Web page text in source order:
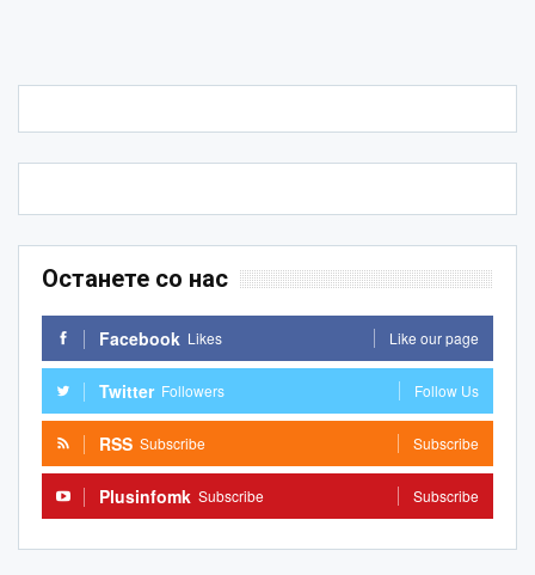
Останете со нас
Facebook Likes Like our page
Twitter Followers Follow Us
RSS Subscribe Subscribe
Plusinfomk Subscribe Subscribe